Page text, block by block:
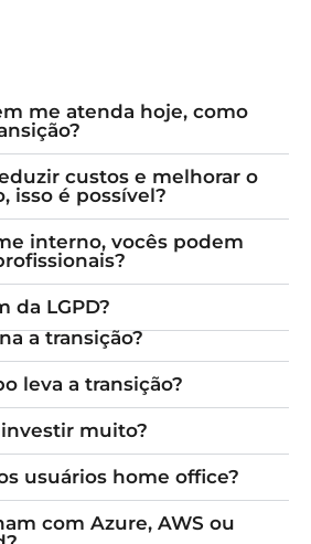
me atenda hoje, como
custos e melhorar o
isso é possível?
interno, vocês podem
da LGPD?
a transição?
leva a transição?
muito?
usuários home office?
com Azure, AWS ou